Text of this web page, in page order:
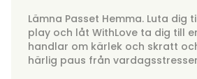
Lämna Passet Hemma. Luta dig
play och låt WithLove ta dig till
handlar om kärlek och skratt
härlig paus från